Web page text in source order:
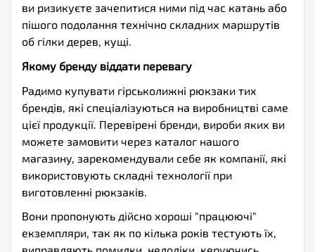
ви ризикуєте зачепитися ними під час катань або
пішого подолання технічно складних маршрутів
об гілки дерев, кущі.
Якому бренду віддати перевагу
Радимо купувати гірськолижні рюкзаки тих
брендів, які спеціалізуються на виробництві саме
цієї продукції. Перевірені бренди, вироби яких ви
можете замовити через каталог нашого
магазину, зарекомендували себе як компанії, які
використовують складні технології при
виготовленні рюкзаків.
Вони пропонують дійсно хороші "працюючі"
екземпляри, так як по кілька років тестують їх,
виправляють помилки, недоліки, керуючись